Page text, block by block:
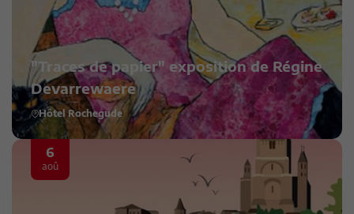
"Traces de papier" exposition de Régine
Devarrewaere
Hôtel Rochegude
6
aoû